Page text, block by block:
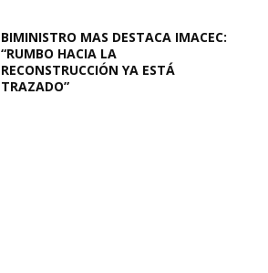
BIMINISTRO MAS DESTACA IMACEC:
“RUMBO HACIA LA
RECONSTRUCCIÓN YA ESTÁ
TRAZADO”